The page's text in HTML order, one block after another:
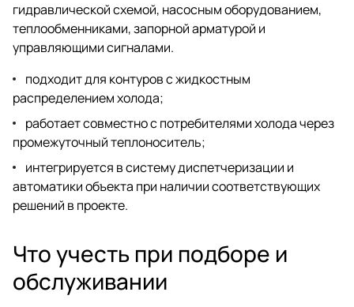
гидравлической схемой, насосным оборудованием,
теплообменниками, запорной арматурой и
управляющими сигналами.
подходит для контуров с жидкостным
распределением холода;
работает совместно с потребителями холода через
промежуточный теплоноситель;
интегрируется в систему диспетчеризации и
автоматики объекта при наличии соответствующих
решений в проекте.
Что учесть при подборе и
обслуживании